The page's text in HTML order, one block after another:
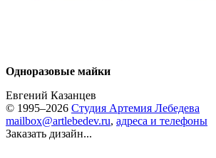
Одноразовые майки
Евгений Казанцев
© 1995–2026 Студия Артемия Лебедева
mailbox@artlebedev.ru, адреса и телефоны
Заказать дизайн...